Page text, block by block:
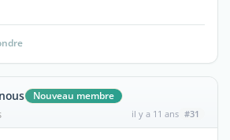
Nouveau membre
il y a 11 ans #31